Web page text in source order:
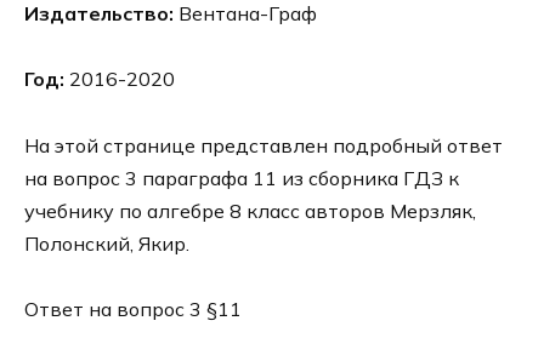
Издательство: Вентана-Граф
Год: 2016-2020
На этой странице представлен подробный ответ
на вопрос 3 параграфа 11 из сборника ГДЗ к
учебнику по алгебре 8 класс авторов Мерзляк,
Полонский, Якир.
Ответ на вопрос 3 §11